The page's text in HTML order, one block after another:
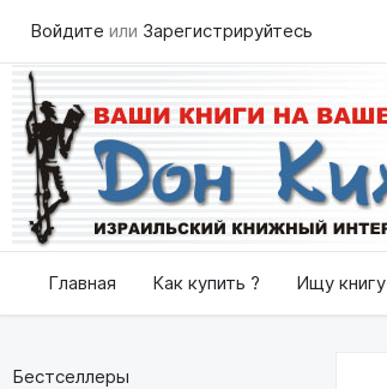
Войдите или Зарегистрируйтесь
Главная Как купить ? Ищу книгу
Бестселлеры